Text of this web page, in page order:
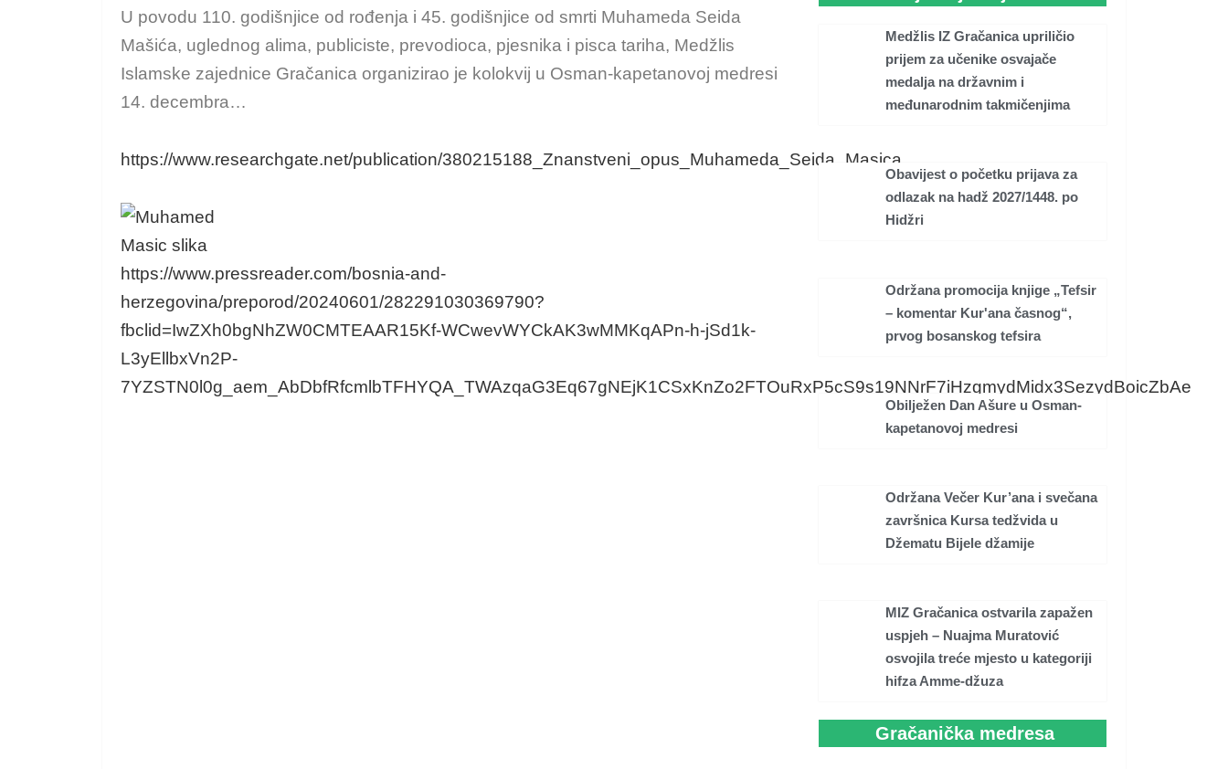
U povodu 110. godišnjice od rođenja i 45. godišnjice od smrti Muhameda Seida
Mašića, uglednog alima, publiciste, prevodioca, pjesnika i pisca tariha, Medžlis
Islamske zajednice Gračanica organizirao je kolokvij u Osman-kapetanovoj medresi
14. decembra…
https://www.researchgate.net/publication/380215188_Znanstveni_opus_Muhameda_Seida_Masica
https://www.pressreader.com/bosnia-and-
herzegovina/preporod/20240601/282291030369790?
fbclid=IwZXh0bgNhZW0CMTEAAR15Kf-WCwevWYCkAK3wMMKqAPn-h-jSd1k-
L3yEllbxVn2P-
7YZSTN0l0g_aem_AbDbfRfcmlbTFHYQA_TWAzqaG3Eq67gNEjK1CSxKnZo2FTOuRxP5cS9s19NNrF7iHzgmydMidx3SezydBoicZbAe
Medžlis IZ Gračanica upriličio
prijem za učenike osvajače
medalja na državnim i
međunarodnim takmičenjima
Obavijest o početku prijava za
odlazak na hadž 2027/1448. po
Hidžri
Održana promocija knjige „Tefsir
– komentar Kur'ana časnog“,
prvog bosanskog tefsira
Obilježen Dan Ašure u Osman-
kapetanovoj medresi
Održana Večer Kur’ana i svečana
završnica Kursa tedžvida u
Džematu Bijele džamije
MIZ Gračanica ostvarila zapažen
uspjeh – Nuajma Muratović
osvojila treće mjesto u kategoriji
hifza Amme-džuza
Gračanička medresa